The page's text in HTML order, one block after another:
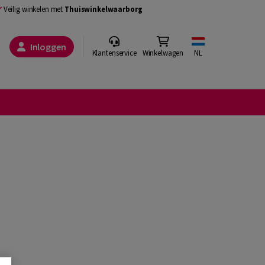
Veilig winkelen met Thuiswinkelwaarborg
Inloggen Klantenservice Winkelwagen NL